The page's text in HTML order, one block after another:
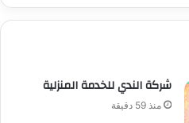
شركة الندي للخدمة المنزلية
منذ 59 دقيقة